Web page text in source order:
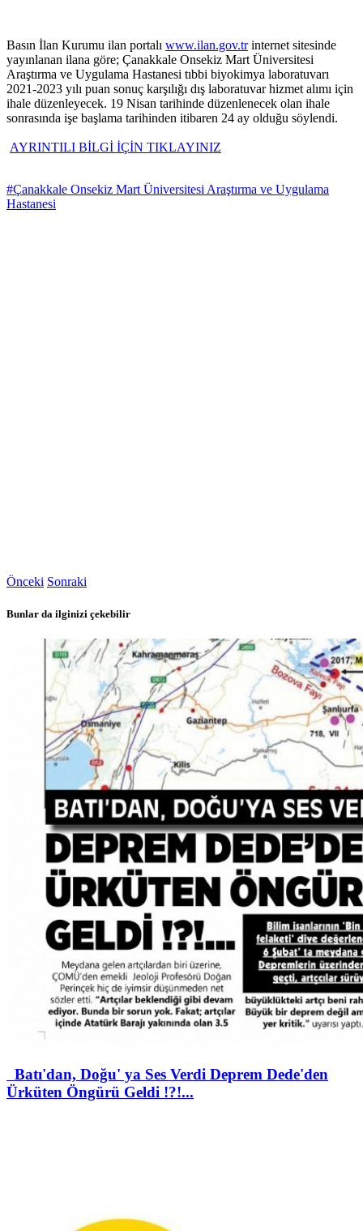
Basın İlan Kurumu ilan portalı www.ilan.gov.trinternet sitesinde
yayınlanan ilana göre; Çanakkale Onsekiz Mart Üniversitesi
Araştırma ve Uygulama Hastanesi tıbbi biyokimya laboratuvarı
2021-2023 yılı puan sonuç karşılığı dış laboratuvar hizmet alımı için
ihale düzenleyecek. 19 Nisan tarihinde düzenlenecek olan ihale
sonrasında işe başlama tarihinden itibaren 24 ay olduğu söylendi.
AYRINTILI BİLGİ İÇİN TIKLAYINIZ
#Çanakkale Onsekiz Mart Üniversitesi Araştırma ve Uygulama
Hastanesi
Önceki Sonraki
Bunlar da ilginizi çekebilir
Batı'dan, Doğu' ya Ses Verdi Deprem Dede'den
Ürküten Öngürü Geldi !?!...